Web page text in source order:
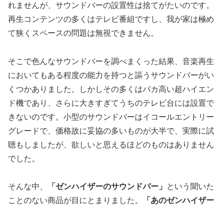
れませんが、サウンドバーの設置性は捨てがたいのです。
再生コンテンツの多くはテレビ番組ですし、我が家は極め
て狭くスペースの問題は無視できません。
そこで色んなサウンドバーを調べまくった結果、音楽再生
においてもある程度の能力を持つと謳うサウンドバーがい
くつかありました。しかしその多くはバカ高い超ハイエン
ド機であり、さらに大きすぎてうちのテレビ台には設置で
きないのです。小型のサウンドバーはイコールエントリー
グレードで、価格故に妥協の多いものが大半で、実際に試
聴もしましたが、欲しいと思えるほどのものはありません
でした。
そんな中、 「ゼンハイザーのサウンドバー」
という聞いた
ことのない商品が目にとまりました。
「あのゼンハイザー